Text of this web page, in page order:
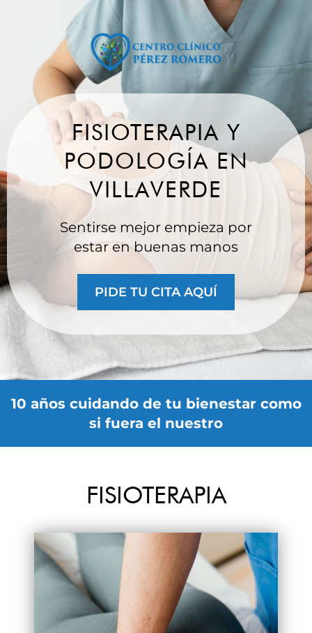
FISIOTERAPIA Y
PODOLOGÍA EN
VILLAVERDE
Sentirse mejor empieza por
estar en buenas manos
PIDE TU CITA AQUÍ
10 años cuidando de tu bienestar como
si fuera el nuestro
FISIOTERAPIA